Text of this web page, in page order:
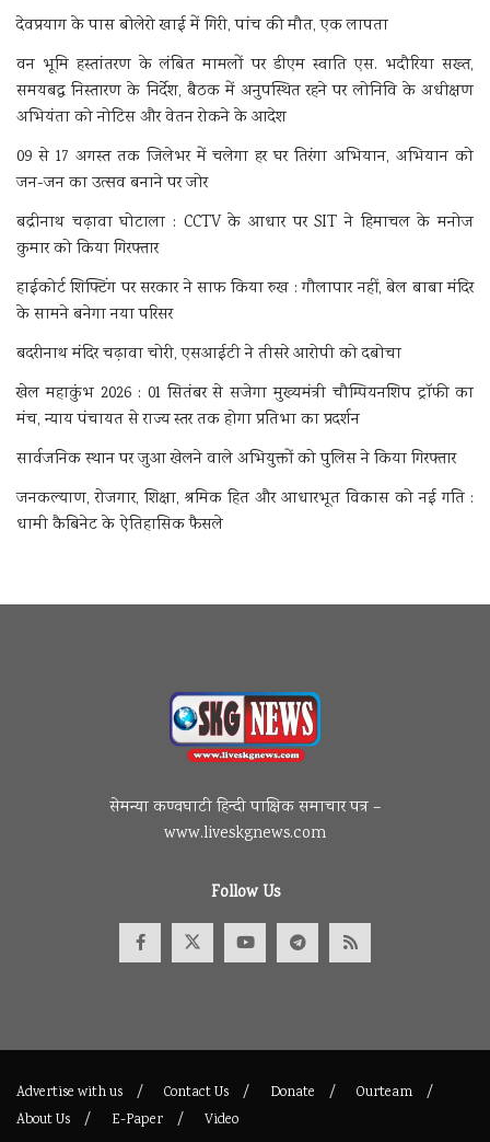
देवप्रयाग के पास बोलेरो खाई में गिरी, पांच की मौत, एक लापता
वन भूमि हस्तांतरण के लंबित मामलों पर डीएम स्वाति एस. भदौरिया सख्त,
समयबद्ध निस्तारण के निर्देश, बैठक में अनुपस्थित रहने पर लोनिवि के अधीक्षण
अभियंता को नोटिस और वेतन रोकने के आदेश
09 से 17 अगस्त तक जिलेभर में चलेगा हर घर तिरंगा अभियान, अभियान को
जन-जन का उत्सव बनाने पर जोर
बद्रीनाथ चढ़ावा घोटाला : CCTV के आधार पर SIT ने हिमाचल के मनोज
कुमार को किया गिरफ्तार
हाईकोर्ट शिफ्टिंग पर सरकार ने साफ किया रुख : गौलापार नहीं, बेल बाबा मंदिर
के सामने बनेगा नया परिसर
बदरीनाथ मंदिर चढ़ावा चोरी, एसआईटी ने तीसरे आरोपी को दबोचा
खेल महाकुंभ 2026 : 01 सितंबर से सजेगा मुख्यमंत्री चौम्पियनशिप ट्रॉफी का
मंच, न्याय पंचायत से राज्य स्तर तक होगा प्रतिभा का प्रदर्शन
सार्वजनिक स्थान पर जुआ खेलने वाले अभियुक्तों को पुलिस ने किया गिरफ्तार
जनकल्याण, रोजगार, शिक्षा, श्रमिक हित और आधारभूत विकास को नई गति :
धामी कैबिनेट के ऐतिहासिक फैसले
सेमन्या कण्वघाटी हिन्दी पाक्षिक समाचार पत्र –
www.liveskgnews.com
Follow Us
Advertise with us Contact Us Donate
Ourteam
About Us
E-Paper Video